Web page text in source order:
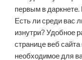
первым в даркнете.
Есть ли среди вас
изнутри? Удобное
странице веб
необходимое для